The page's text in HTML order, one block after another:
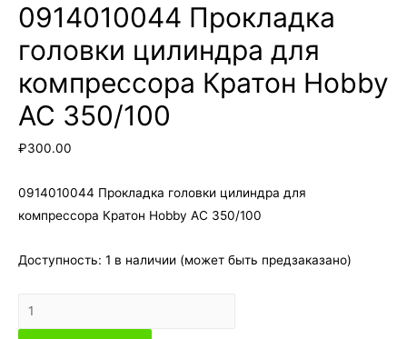
0914010044 Прокладка
головки цилиндра для
компрессора Кратон Hobby
AC 350/100
₽300.00
0914010044 Прокладка головки цилиндра для
компрессора Кратон Hobby AC 350/100
Доступность: 1 в наличии (может быть предзаказано)
Количество
товара